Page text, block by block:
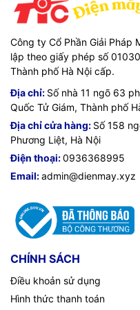
Công ty Cổ Phần Giải Pháp
lập theo giấy phép số
Thành phố Hà Nội cấp.
Địa chỉ: Số nhà 11 ngõ 63
Quốc Tử Giám, Thành phố
Địa chỉ cửa hàng: Số 158
Phương Liệt, Hà Nội
Điện thoại:0936368995
Email:admin@dienmay.xyz
CHÍNH SÁCH
Điều khoản sử dụng
Hình thức thanh toán